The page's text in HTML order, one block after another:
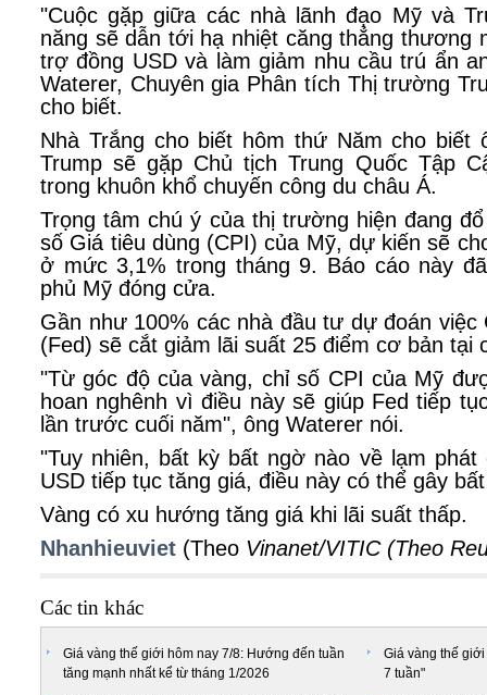
"Cuộc gặp giữa các nhà lãnh đạo Mỹ và
năng sẽ dẫn tới hạ nhiệt căng thẳng thương
trợ đồng USD và làm giảm nhu cầu trú ẩn
Waterer, Chuyên gia Phân tích Thị trường
cho biết.
Nhà Trắng cho biết hôm thứ Năm cho biết
Trump sẽ gặp Chủ tịch Trung Quốc Tập
trong khuôn khổ chuyến công du châu Á.
Trọng tâm chú ý của thị trường hiện đang
số Giá tiêu dùng (CPI) của Mỹ, dự kiến sẽ
ở mức 3,1% trong tháng 9. Báo cáo này
phủ Mỹ đóng cửa.
Gần như 100% các nhà đầu tư dự đoán việc
(Fed) sẽ cắt giảm lãi suất 25 điểm cơ bản tại
"Từ góc độ của vàng, chỉ số CPI của Mỹ
hoan nghênh vì điều này sẽ giúp Fed tiếp
lần trước cuối năm", ông Waterer nói.
"Tuy nhiên, bất kỳ bất ngờ nào về lạm phát
USD tiếp tục tăng giá, điều này có thể gây
Vàng có xu hướng tăng giá khi lãi suất thấp.
Nhanhieuviet (Theo Vinanet/VITIC (Theo
Các tin khác
Giá vàng thế giới hôm nay 7/8: Hướng đến tuần
tăng mạnh nhất kể từ tháng 1/2026
Giá vàng thế
7 tuần"